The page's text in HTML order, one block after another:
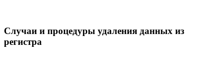
Случаи и процедуры удаления данных из
регистра